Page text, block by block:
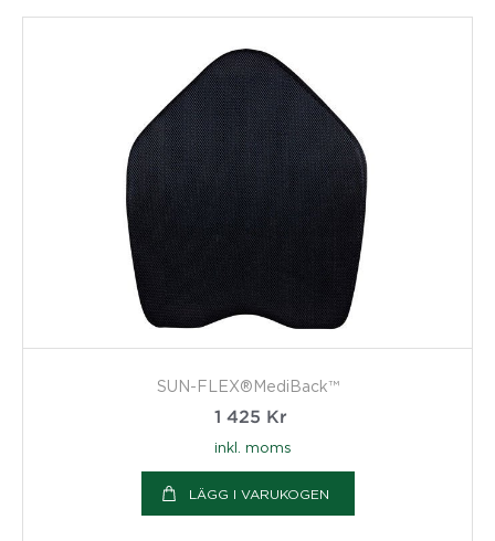
SUN-FLEX®MediBack™
1 425 Kr
inkl. moms
LÄGG I VARUKOGEN